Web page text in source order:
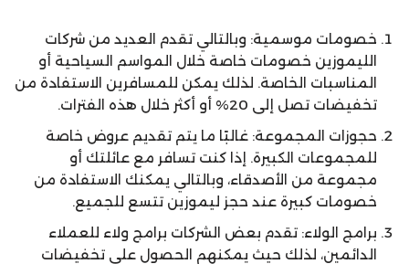
خصومات موسمية: وبالتالي تقدم العديد من شركات
الليموزين خصومات خاصة خلال المواسم السياحية أو
المناسبات الخاصة. لذلك يمكن للمسافرين الاستفادة من
تخفيضات تصل إلى 20% أو أكثر خلال هذه الفترات.
حجوزات المجموعة: غالبًا ما يتم تقديم عروض خاصة
للمجموعات الكبيرة. إذا كنت تسافر مع عائلتك أو
مجموعة من الأصدقاء، وبالتالي يمكنك الاستفادة من
خصومات كبيرة عند حجز ليموزين تتسع للجميع.
برامج الولاء: تقدم بعض الشركات برامج ولاء للعملاء
الدائمين، لذلك حيث يمكنهم الحصول على تخفيضات